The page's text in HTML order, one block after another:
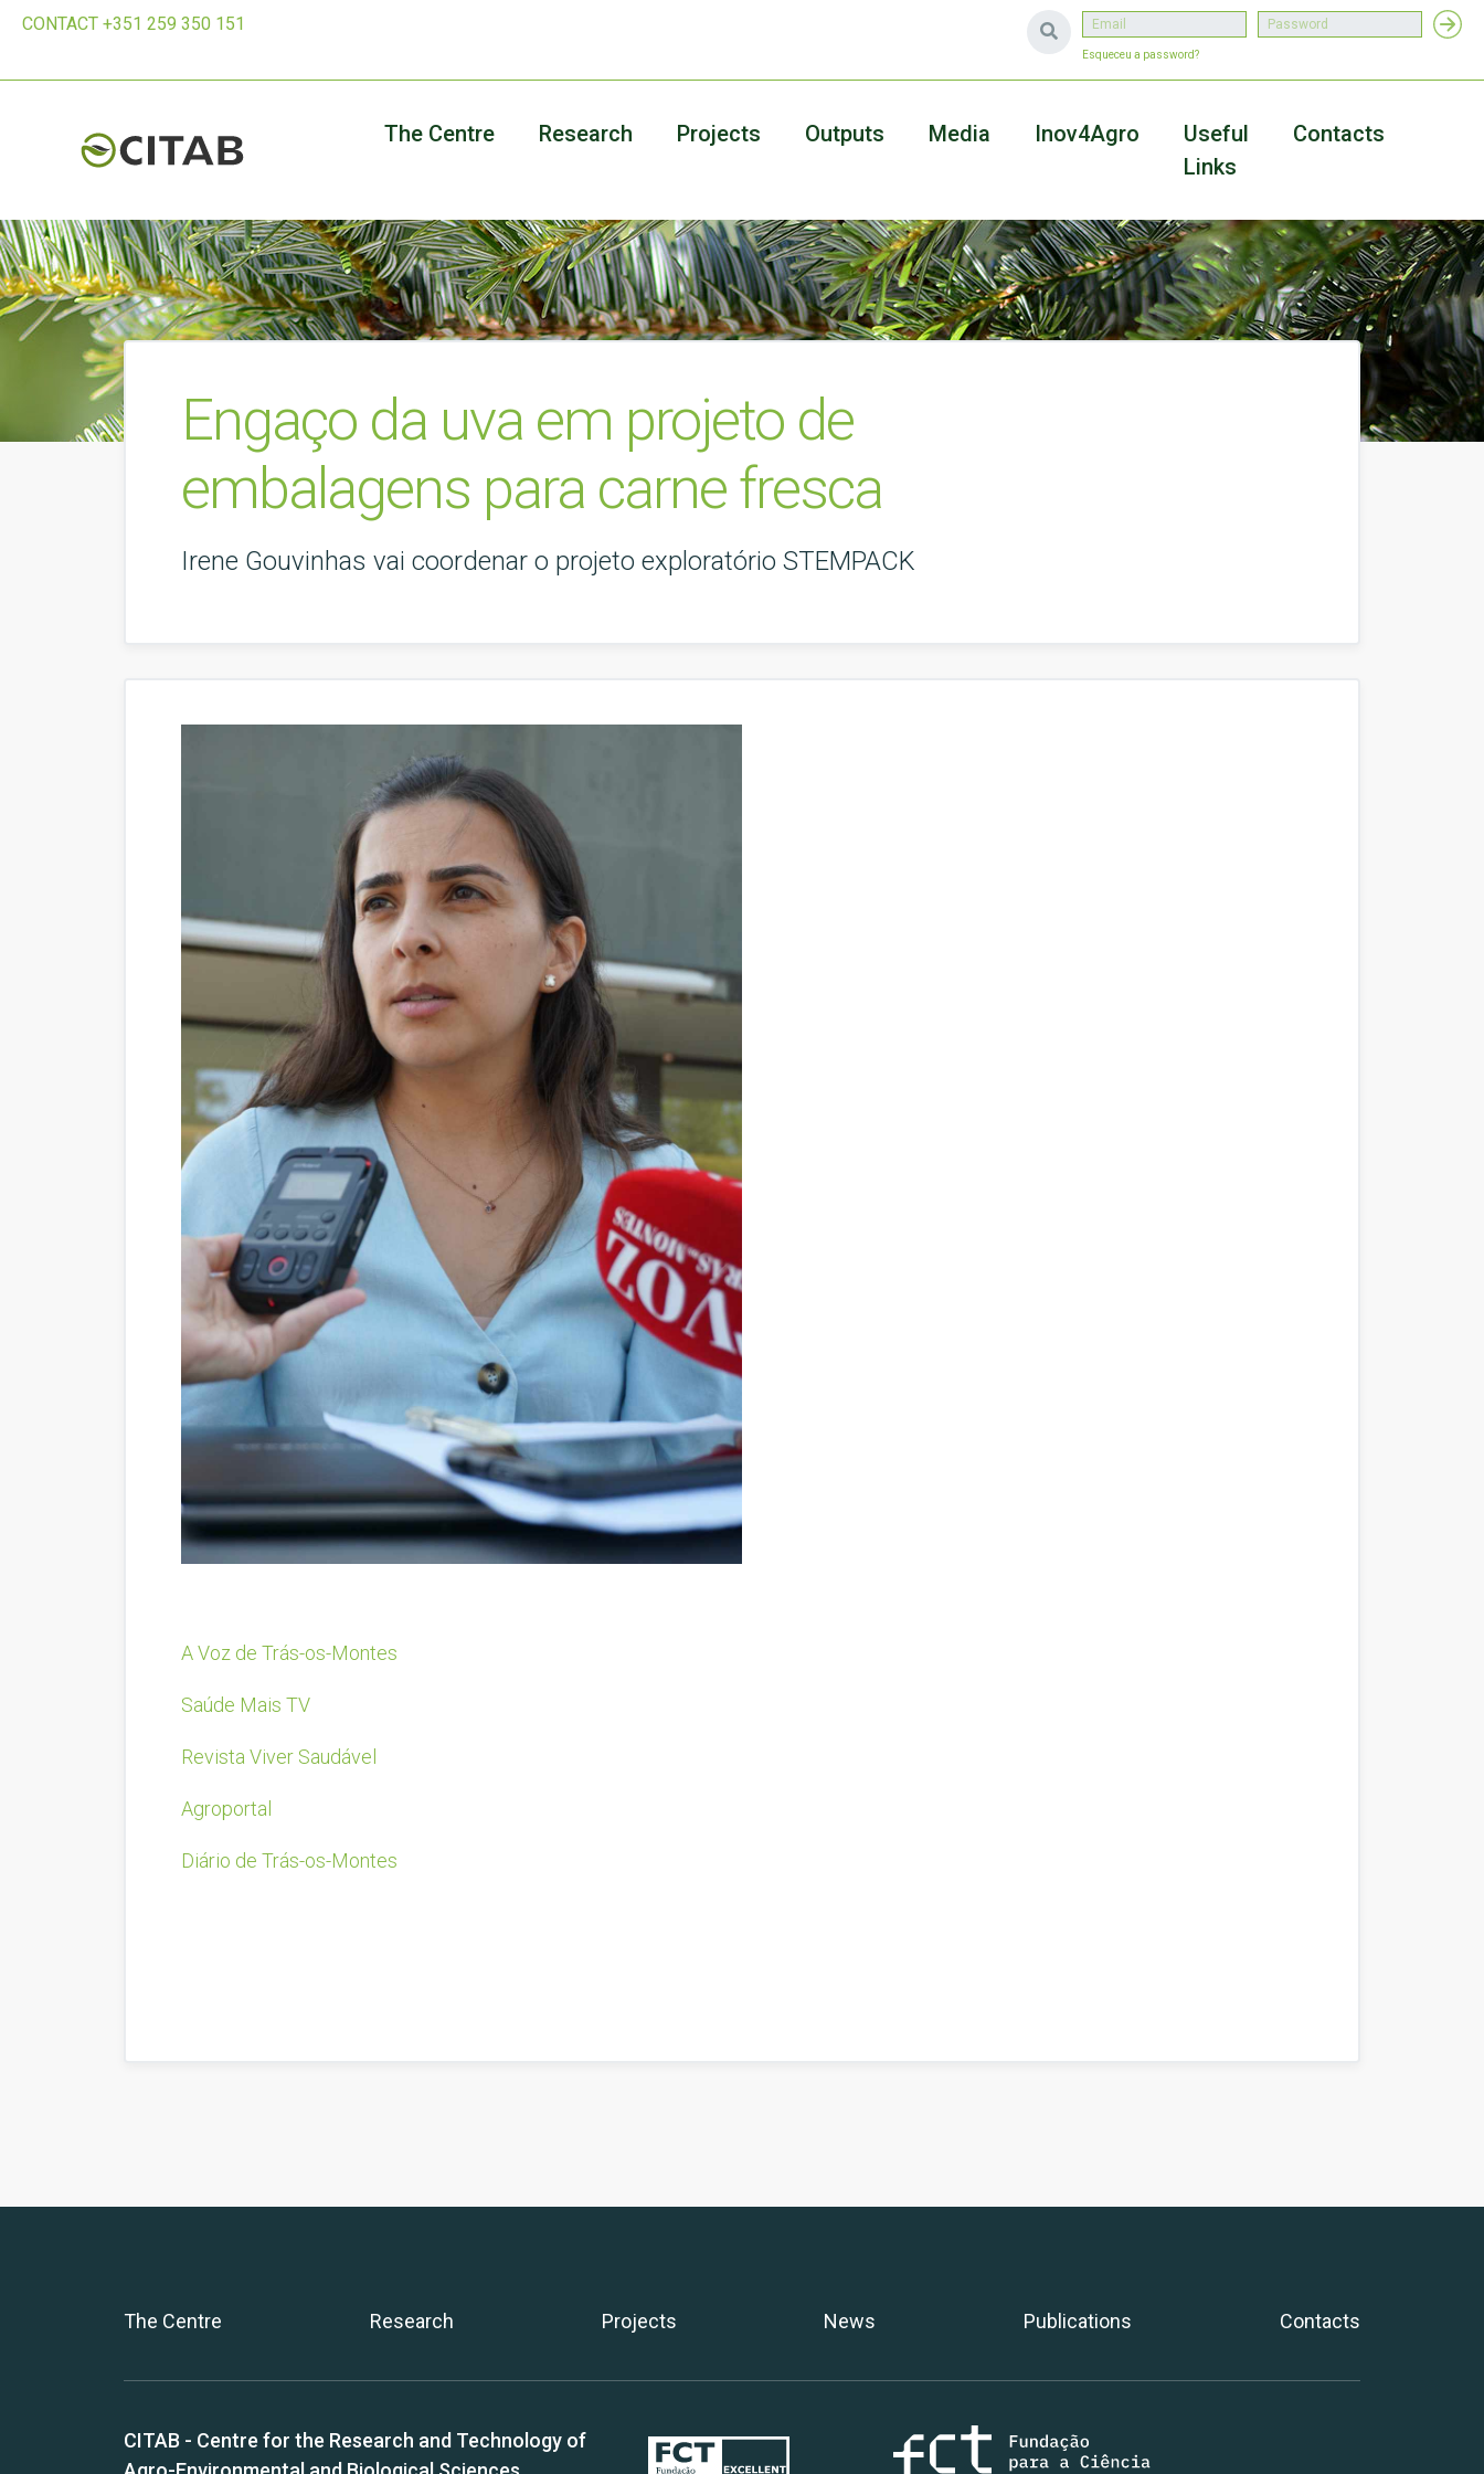
CONTACT +351 259 350 151
Esqueceu a password?
The Centre Research Projects Outputs Media Inov4Agro
Useful
Links
Contacts
Engaço da uva em projeto de
embalagens para carne fresca
Irene Gouvinhas vai coordenar o projeto exploratório STEMPACK
A Voz de Trás-os-Montes
Saúde Mais TV
Revista Viver Saudável
Agroportal
Diário de Trás-os-Montes
The Centre Research Projects News Publications Contacts
CITAB - Centre for the Research and Technology of